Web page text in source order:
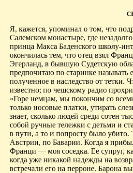
Я, кажется, упоминал о том, что
Салемском монастыре, где
принца Макса Баденского школу-
окончилась тем, что отец взял
Эгерланд, в бывшую Судетскую
предпочитаю по старинке называть
полученное в наследство от тетки.
известно; по чешскому радио
«Горе немцам, мы покончим со
только носовые платки, утирать
знает, сколько людей среди сотен
собой ручные тележки с детьми и
в пути, а то и попросту было убито.
Австрии, по Баварии. Когда я
Франци — моя соседка. Ее супруг,
когда уже никакой надежды на
встречали его на перроне. Барона